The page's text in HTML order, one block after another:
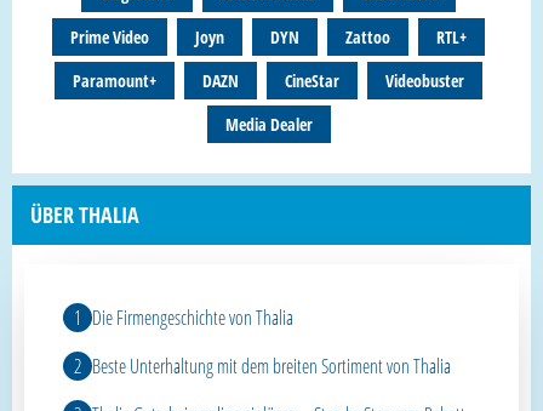
Prime Video
Joyn DYN Zattoo
RTL+
Paramount+
DAZN CineStar
Videobuster
Media Dealer
ÜBER THALIA
Die Firmengeschichte von Thalia
Beste Unterhaltung mit dem breiten Sortiment von Thalia